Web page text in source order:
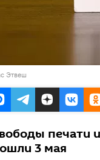
Этвеш
печати
3 мая